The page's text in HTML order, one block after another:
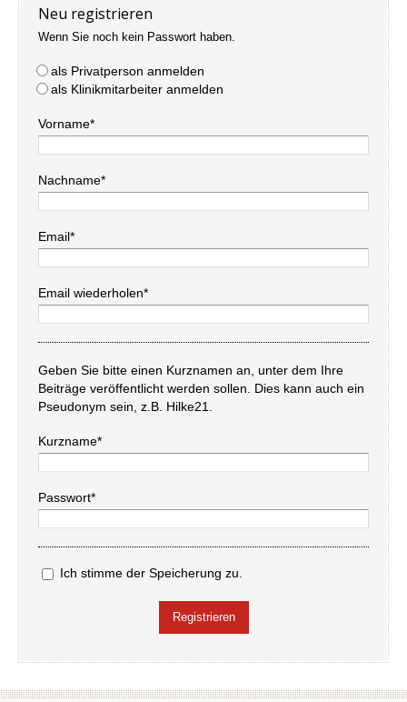
Neu registrieren
Wenn Sie noch kein Passwort haben.
als Privatperson anmelden
als Klinikmitarbeiter anmelden
Vorname*
Nachname*
Email*
Email wiederholen*
Geben Sie bitte einen Kurznamen an, unter dem Ihre
Beiträge veröffentlicht werden sollen. Dies kann auch ein
Pseudonym sein, z.B. Hilke21.
Kurzname*
Passwort*
Ich stimme der Speicherung zu.